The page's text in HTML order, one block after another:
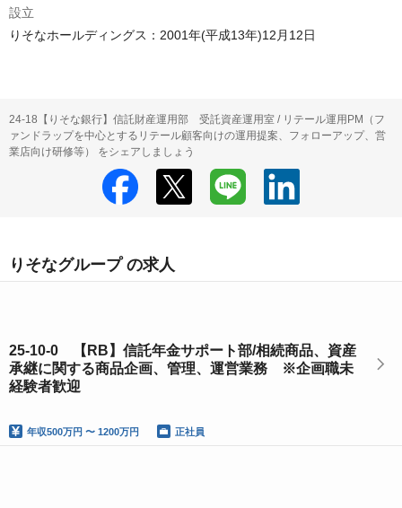
設立
りそなホールディングス：2001年(平成13年)12月12日
24-18【りそな銀行】信託財産運用部 受託資産運用室 / リテール運用PM（フ
ァンドラップを中心とするリテール顧客向けの運用提案、フォローアップ、営
業店向け研修等） をシェアしましょう
りそなグループ の求人
25-10-0 【RB】信託年金サポート部/相続商品、資産
承継に関する商品企画、管理、運営業務 ※企画職未
経験者歓迎
年収500万円 〜 1200万円 正社員